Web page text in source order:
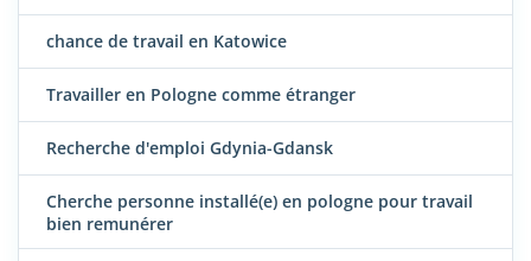
chance de travail en Katowice
Travailler en Pologne comme étranger
Recherche d'emploi Gdynia-Gdansk
Cherche personne installé(e) en pologne pour travail
bien remunérer